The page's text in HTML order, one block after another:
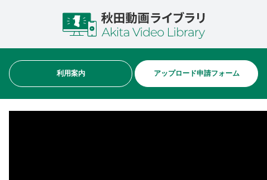
利用案内 アップロード申請フォーム